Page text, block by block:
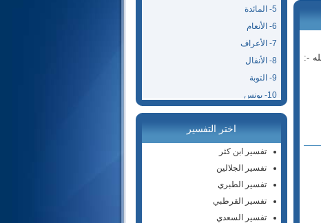
-:
5- المائدة
6- الأنعام
7- الأعراف
8- الأنفال
9- التوبة
10- يونس
11- هود
16- النحل
17- الإسراء
اختر التفسير
تفسير ابن كثر
تفسير الجلالين
تفسير الطبري
تفسير القرطبي
تفسير السعدي